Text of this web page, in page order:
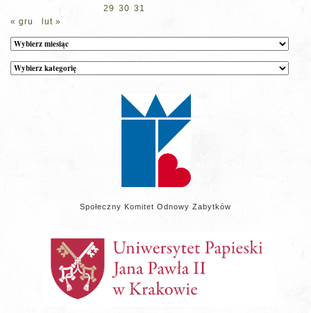
29 30 31
« gru
lut »
Archiwum
Kategorie
wpisów
Społeczny Komitet Odnowy Zabytków